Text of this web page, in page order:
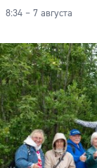
8:34 – 7 августа